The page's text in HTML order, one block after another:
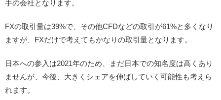
手の会社となります。
FXの取引量は39%で、その他CFDなどの取引が61%と多くなり
ますが、FXだけで考えてもかなりの取引量となります。
日本への参入は2021年のため、まだ日本での知名度は高くあり
ませんが、今後、大きくシェアを伸ばしていく可能性も考えら
れます。